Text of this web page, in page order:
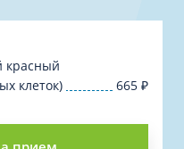
красный
клеток)
665 ₽